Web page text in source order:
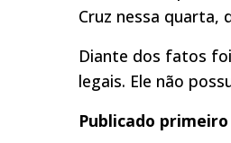
Cruz nessa quarta,
Diante dos fatos
legais. Ele não
Publicado